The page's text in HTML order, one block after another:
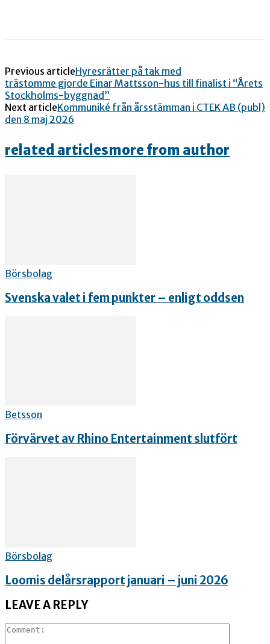
Previous articleHyresrätter på tak med
trästomme gjorde Einar Mattsson-hus till finalist i “Årets
Stockholms-byggnad”
Next articleKommuniké från årsstämman i CTEK AB (publ)
den 8 maj 2026
related articlesmore from author
Börsbolag
Svenska valet i fem punkter – enligt oddsen
Betsson
Förvärvet av Rhino Entertainment slutfört
Börsbolag
Loomis delårsrapport januari – juni 2026
LEAVE A REPLY